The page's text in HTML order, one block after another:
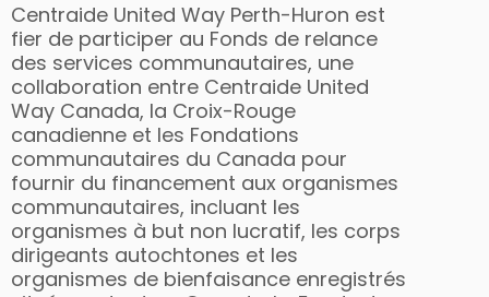
Centraide United Way Perth-Huron est
fier de participer au Fonds de relance
des services communautaires, une
collaboration entre Centraide United
Way Canada, la Croix-Rouge
canadienne et les Fondations
communautaires du Canada pour
fournir du financement aux organismes
communautaires, incluant les
organismes à but non lucratif, les corps
dirigeants autochtones et les
organismes de bienfaisance enregistrés